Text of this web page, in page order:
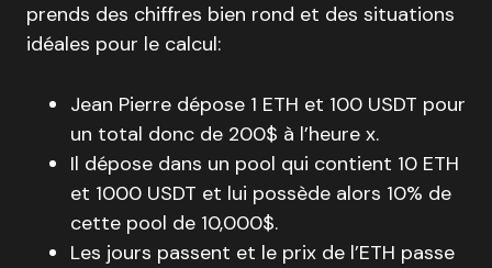
prends des chiffres bien rond et des situations
idéales pour le calcul:
Jean Pierre dépose 1 ETH et 100 USDT pour
un total donc de 200$ à l’heure x.
Il dépose dans un pool qui contient 10 ETH
et 1000 USDT et lui possède alors 10% de
cette pool de 10,000$.
Les jours passent et le prix de l’ETH passe